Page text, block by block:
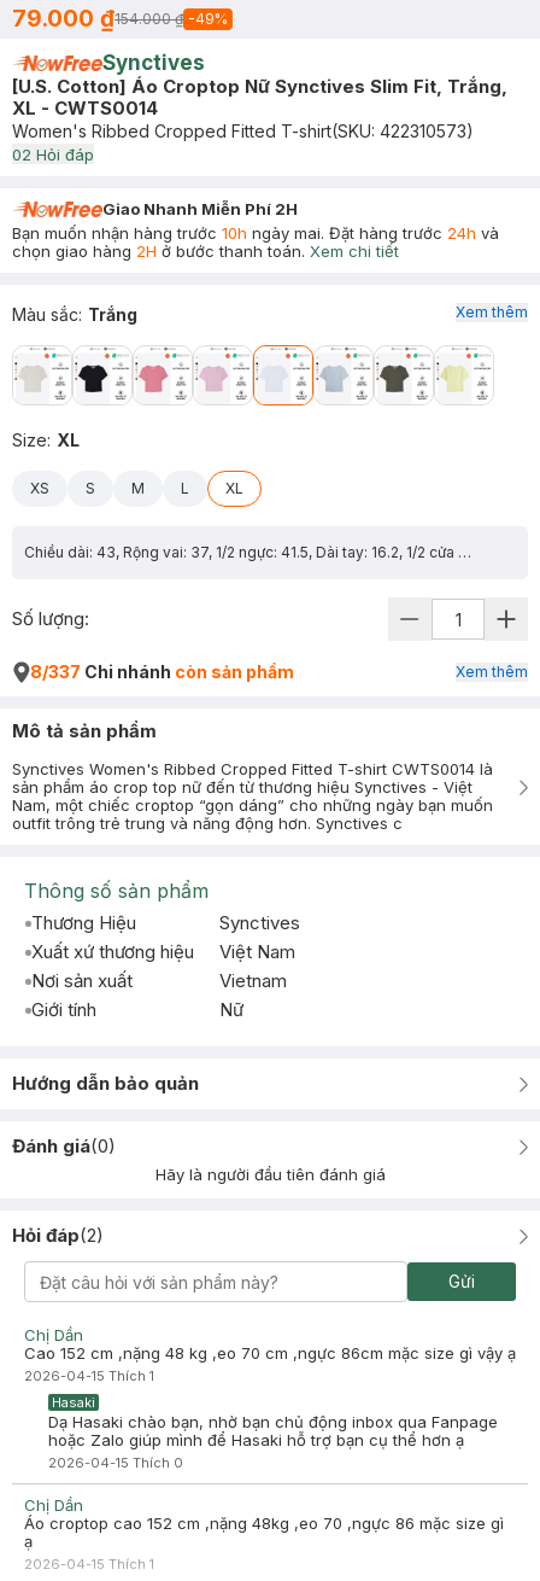
79.000 ₫154.000 ₫ -49%
Synctives
[U.S. Cotton] Áo Croptop Nữ Synctives Slim Fit, Trắng,
XL - CWTS0014
Women's Ribbed Cropped Fitted T-shirt(SKU: 422310573)
02 Hỏi đáp
Giao Nhanh Miễn Phí 2H
Bạn muốn nhận hàng trước 10h ngày mai. Đặt hàng trước 24h và
chọn giao hàng 2H ở bước thanh toán. Xem chi tiết
Màu sắc: Trắng
Size: XL
XS S M L XL
Chiều dài: 43, Rộng vai: 37, 1/2 ngực: 41.5, Dài tay: 16.2, 1/2 cửa tay: 14.35
Xem thêm
Số lượng:
8/337 Chi nhánh còn sản phẩm Xem thêm
Mô tả sản phẩm
Synctives Women's Ribbed Cropped Fitted T-shirt CWTS0014 là
sản phẩm áo crop top nữ đến từ thương hiệu Synctives - Việt
Nam, một chiếc croptop “gọn dáng” cho những ngày bạn muốn
outfit trông trẻ trung và năng động hơn. Synctives c
Thông số sản phẩm
Thương Hiệu
Synctives
Xuất xứ thương hiệu
Việt Nam
Nơi sản xuất
Vietnam
Giới tính
Nữ
Hướng dẫn bảo quản
Đánh giá(0)
Hãy là người đầu tiên đánh giá
Hỏi đáp(2)
Gửi
Chị Dần
Cao 152 cm ,nặng 48 kg ,eo 70 cm ,ngực 86cm mặc size gì vậy ạ
2026-04-15 Thích 1
Hasaki
Dạ Hasaki chào bạn, nhờ bạn chủ động inbox qua Fanpage
hoặc Zalo giúp mình để Hasaki hỗ trợ bạn cụ thể hơn ạ
2026-04-15 Thích 0
Chị Dần
Áo croptop cao 152 cm ,nặng 48kg ,eo 70 ,ngực 86 mặc size gì
ạ
2026-04-15 Thích 1